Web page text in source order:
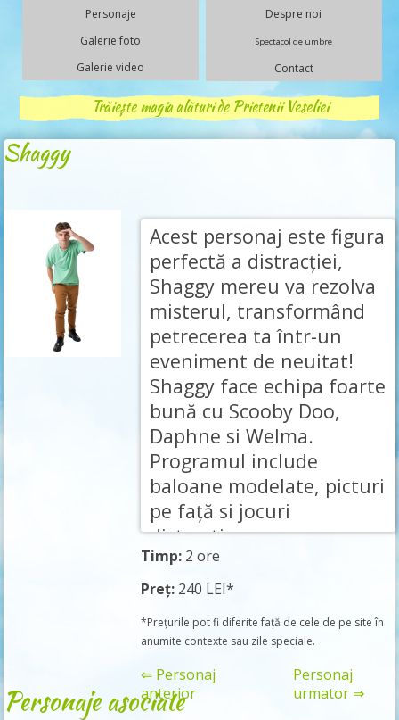
Personaje
Galerie foto
Galerie video
Despre noi
Spectacol de umbre
Contact
Trăiește magia alături de Prietenii Veseliei
Shaggy
Acest personaj este figura
perfectă a distracţiei,
Shaggy mereu va rezolva
misterul, transformând
petrecerea ta într-un
eveniment de neuitat!
Shaggy face echipa foarte
bună cu Scooby Doo,
Daphne si Welma.
Programul include
baloane modelate, picturi
pe față si jocuri
distractive.
Timp: 2 ore
Preț: 240 LEI*
*Prețurile pot fi diferite față de cele de pe site în
anumite contexte sau zile speciale.
⇐ Personaj
anterior
Personaj
urmator ⇒
Personaje asociate